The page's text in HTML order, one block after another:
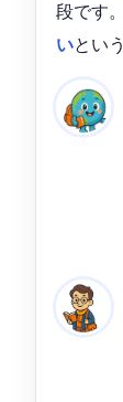
段です
いとい